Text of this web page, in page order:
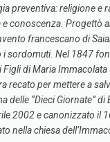
preventiva: religione e
conoscenza. Progettò
francescano di
i sordomuti. Nel 1847
Figli di Maria
recato per mettere a
delle “Dieci Giornate” di
2002 e canonizzato il
nella chiesa